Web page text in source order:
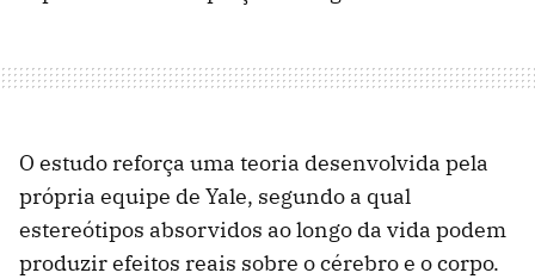
O estudo reforça uma teoria desenvolvida pela
própria equipe de Yale, segundo a qual
estereótipos absorvidos ao longo da vida podem
produzir efeitos reais sobre o cérebro e o corpo.